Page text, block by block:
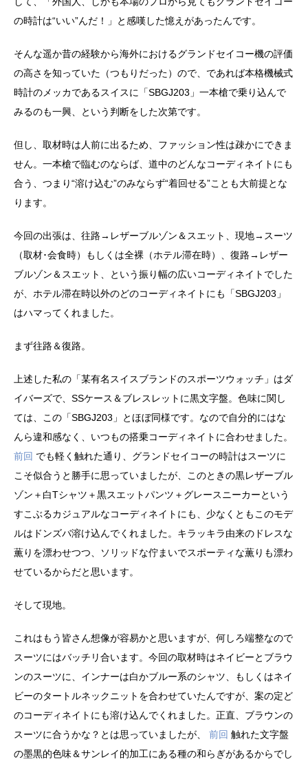
の時計は“いい”んだ！」と感嘆した憶えがあったんです。
そんな遥か昔の経験から海外におけるグランドセイコー機の評価
の高さを知っていた（つもりだった）ので、であれば本格機械式
時計のメッカであるスイスに「SBGJ203」一本槍で乗り込んで
みるのも一興、という判断をした次第です。
但し、取材時は人前に出るため、ファッション性は疎かにできま
せん。一本槍で臨むのならば、道中のどんなコーディネイトにも
合う、つまり“溶け込む”のみならず“着回せる”ことも大前提とな
ります。
今回の出張は、往路→レザーブルゾン＆スエット、現地→スーツ
（取材･会食時）もしくは全裸（ホテル滞在時）、復路→レザー
ブルゾン＆スエット、という振り幅の広いコーディネイトでした
が、ホテル滞在時以外のどのコーディネイトにも「SBGJ203」
はハマってくれました。
まず往路＆復路。
上述した私の「某有名スイスブランドのスポーツウォッチ」はダ
イバーズで、SSケース＆ブレスレットに黒文字盤。色味に関し
ては、この「SBGJ203」とほぼ同様です。なので自分的にはな
んら違和感なく、いつもの搭乗コーディネイトに合わせました。
前回 でも軽く触れた通り、グランドセイコーの時計はスーツに
こそ似合うと勝手に思っていましたが、このときの黒レザーブル
ゾン＋白Tシャツ＋黒スエットパンツ＋グレースニーカーという
すこぶるカジュアルなコーディネイトにも、少なくともこのモデ
ルはドンズバ溶け込んでくれました。キラッキラ由来のドレスな
薫りを漂わせつつ、ソリッドな佇まいでスポーティな薫りも漂わ
せているからだと思います。
そして現地。
これはもう皆さん想像が容易かと思いますが、何しろ端整なので
スーツにはバッチリ合います。今回の取材時はネイビーとブラウ
ンのスーツに、インナーは白かブルー系のシャツ、もしくはネイ
ビーのタートルネックニットを合わせていたんですが、案の定ど
のコーディネイトにも溶け込んでくれました。正直、ブラウンの
スーツに合うかな？とは思っていましたが、
前回 触れた文字盤
の墨黒的色味＆サンレイ的加工にある種の和らぎがあるからでし